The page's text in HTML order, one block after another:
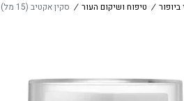
ביופור / טיפוח ושיקום העור / סקין אקטיב (15 מל) – Skin Active